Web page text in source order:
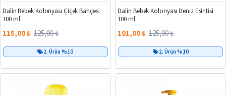
Dalin Bebek Kolonyası Çiçek Bahçesi
100 ml
115,00 ₺ 125,00 ₺
2. Ürün %10
Dalin Bebek Kolonyası Deniz Esintisi
100 ml
101,00 ₺ 125,00 ₺
2. Ürün %10